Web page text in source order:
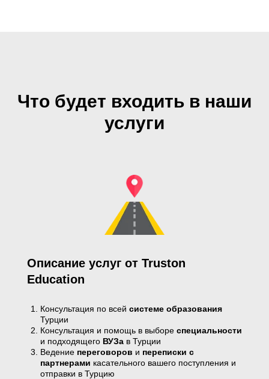
Что будет входить в наши
услуги
Описание услуг от Truston
Education
Консультация по всей системе образования
Турции
Консультация и помощь в выборе специальности
и подходящего ВУЗа в Турции
Ведение переговоров и переписки с
партнерами касательного вашего поступления и
отправки в Турцию